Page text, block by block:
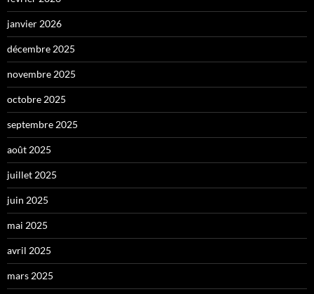
janvier 2026
décembre 2025
novembre 2025
octobre 2025
septembre 2025
août 2025
juillet 2025
juin 2025
mai 2025
avril 2025
mars 2025